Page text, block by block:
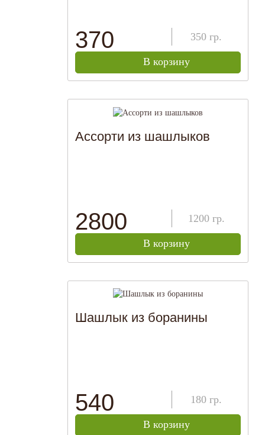
370 350 гр.
В корзину
Ассорти из шашлыков
2800 1200 гр.
В корзину
Шашлык из боранины
540 180 гр.
В корзину